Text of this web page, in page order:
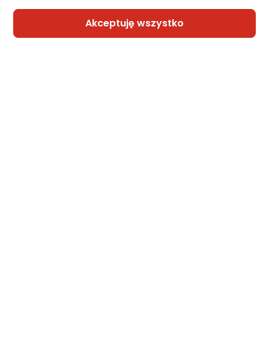
Akceptuję wszystko